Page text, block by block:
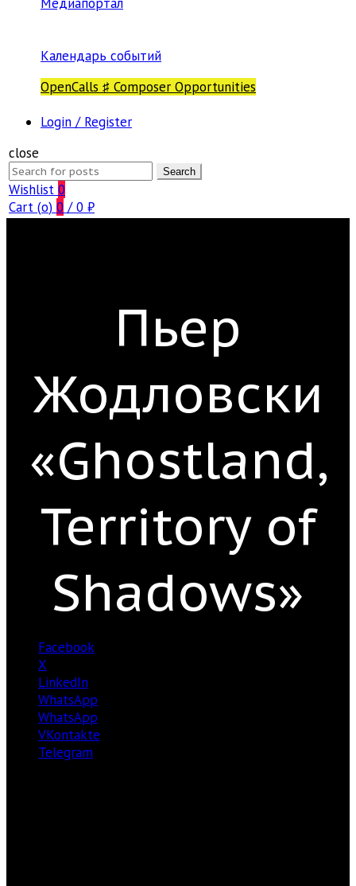
Календарь событий
OpenCalls ♯ Composer Opportunities
Login / Register
close
Search
for:
Search
Wishlist 0
Cart (o) 0 / 0 ₽
Пьер
Жодловски
«Ghostland,
Territory of
Shadows»
Facebook
X
LinkedIn
WhatsApp
WhatsApp
VKontakte
Telegram